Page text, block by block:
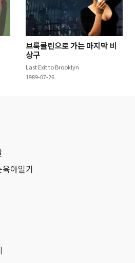
브룩클린으로 가는 마지막 비
상구
Last Exit to Brooklyn
1989-07-26
아일기